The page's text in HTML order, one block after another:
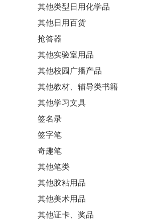
其他类型日用化学品
其他日用百货
抢答器
其他实验室用品
其他校园广播产品
其他教材、辅导类书籍
其他学习文具
签名录
签字笔
奇趣笔
其他笔类
其他胶粘用品
其他美术用品
其他证卡、奖品